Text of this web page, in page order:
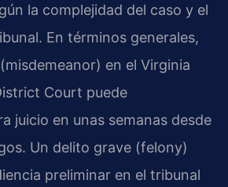
la complejidad del caso y el
En términos generales,
en el Virginia
Court puede
juicio en unas semanas desde
Un delito grave (felony)
preliminar en el tribunal